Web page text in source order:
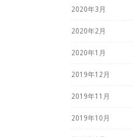
2020年3月
2020年2月
2020年1月
2019年12月
2019年11月
2019年10月